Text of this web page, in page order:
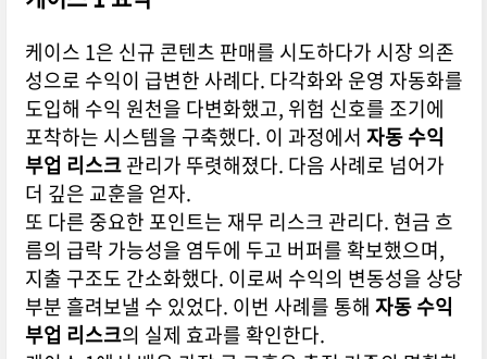
케이스 1은 신규 콘텐츠 판매를 시도하다가 시장 의존
성으로 수익이 급변한 사례다. 다각화와 운영 자동화를
도입해 수익 원천을 다변화했고, 위험 신호를 조기에
포착하는 시스템을 구축했다. 이 과정에서 자동 수익
부업 리스크관리가 뚜렷해졌다. 다음 사례로 넘어가
더 깊은 교훈을 얻자.
또 다른 중요한 포인트는 재무 리스크 관리다. 현금 흐
름의 급락 가능성을 염두에 두고 버퍼를 확보했으며,
지출 구조도 간소화했다. 이로써 수익의 변동성을 상당
부분 흘려보낼 수 있었다. 이번 사례를 통해 자동 수익
부업 리스크의 실제 효과를 확인한다.